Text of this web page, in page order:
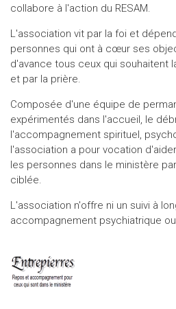
collabore à l'action du RESAM.
L'association vit par la foi et
personnes qui ont à cœur ses
d'avance tous ceux qui souhaitent
et par la prière.
Composée d'une équipe de
expérimentés dans l'accueil, le
l'accompagnement spirituel,
l'association a pour vocation
les personnes dans le ministère
ciblée.
L'association n'offre ni un suivi à
accompagnement psychiatrique